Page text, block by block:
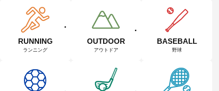
RUNNING
ランニング
OUTDOOR
アウトドア
BASEBALL
野球